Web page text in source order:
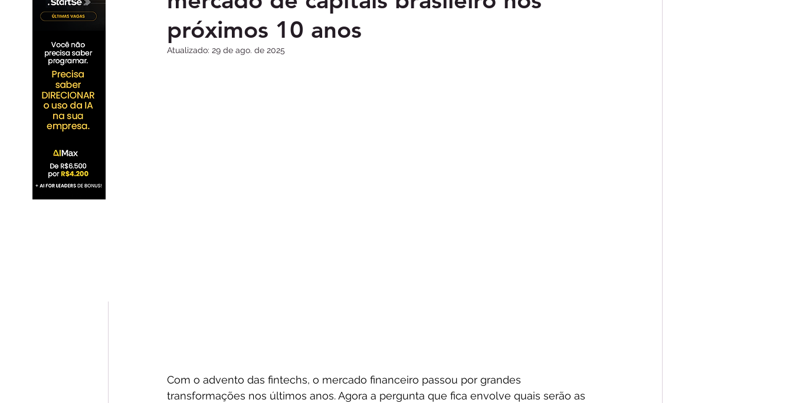
próximos 10 anos
Atualizado: 29 de ago. de 2025
Com o advento das fintechs, o mercado financeiro passou por grandes
transformações nos últimos anos. Agora a pergunta que fica envolve quais serão as